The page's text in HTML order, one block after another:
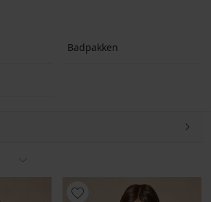
en decoratieve ruches ook populair zijn.
In ons aanbod vind je ook babyzwempakjes
Badpakken